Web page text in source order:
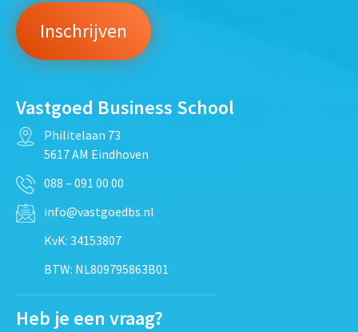
Vastgoed Business School
Philitelaan 73
5617 AM Eindhoven
088 – 091 00 00
info@vastgoedbs.nl
KvK: 34153807
BTW: NL809795863B01
Heb je een vraag?